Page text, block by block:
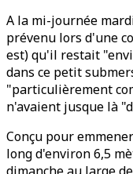
A la mi-journée
prévenu lors d'une
est) qu'il restait
dans ce petit
"particulièrement
n'avaient jusque là
Conçu pour
long d'environ 6,5